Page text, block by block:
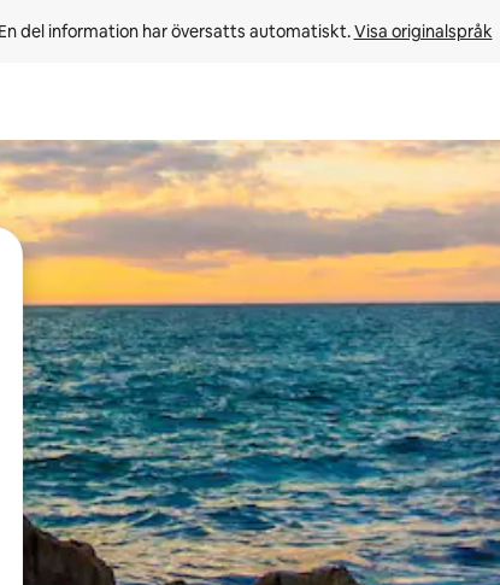
En del information har översatts automatiskt. Visa originalspråk
nedåtpilarna eller utforska genom att trycka eller svepa.